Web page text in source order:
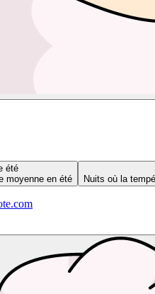
été
moyenne en été
Nuits où la